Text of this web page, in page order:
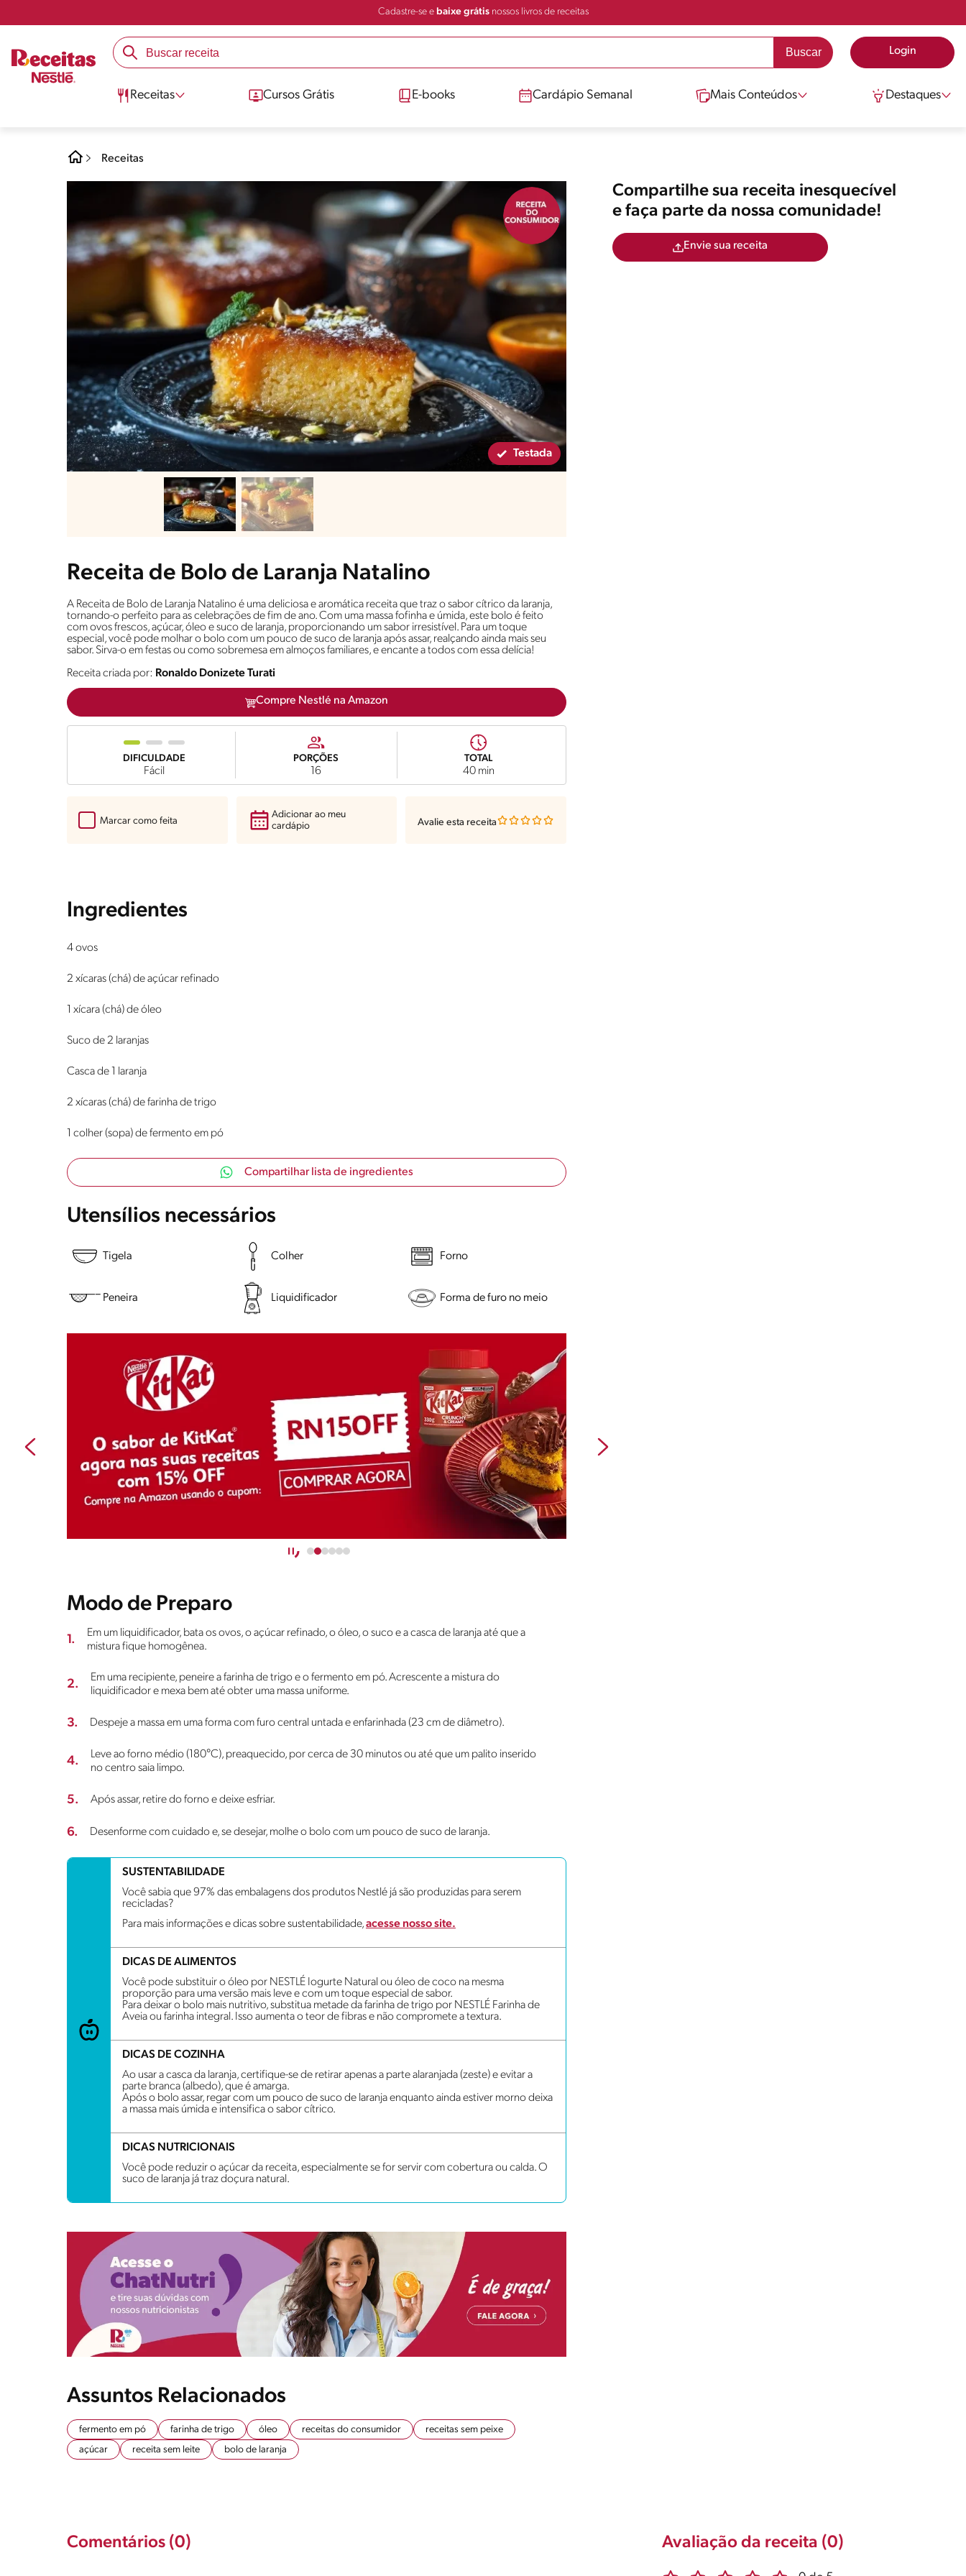
Cadastre-se e baixe grátisnossos livros de receitas
Login
Receitas Cursos Grátis E-books Cardápio Semanal Mais Conteúdos Destaques
Receitas
Testada
Receita de Bolo de Laranja Natalino
A Receita de Bolo de Laranja Natalino é uma deliciosa e aromática receita que traz o sabor cítrico da laranja,
tornando-o perfeito para as celebrações de fim de ano. Com uma massa fofinha e úmida, este bolo é feito
com ovos frescos, açúcar, óleo e suco de laranja, proporcionando um sabor irresistível. Para um toque
especial, você pode molhar o bolo com um pouco de suco de laranja após assar, realçando ainda mais seu
sabor. Sirva-o em festas ou como sobremesa em almoços familiares, e encante a todos com essa delícia!
Receita criada por: Ronaldo Donizete Turati
Compre Nestlé na Amazon
DIFICULDADE
Fácil
PORÇÕES
16
TOTAL
40 min
Marcar como feita
Adicionar ao meu
cardápio
Avalie esta receita
Ingredientes
4 ovos
2 xícaras (chá) de açúcar refinado
1 xícara (chá) de óleo
Suco de 2 laranjas
Casca de 1 laranja
2 xícaras (chá) de farinha de trigo
1 colher (sopa) de fermento em pó
Compartilhar lista de ingredientes
Utensílios necessários
Tigela Colher Forno
Peneira Liquidificador Forma de furo no meio
Modo de Preparo
1.
Em um liquidificador, bata os ovos, o açúcar refinado, o óleo, o suco e a casca de laranja até que a
mistura fique homogênea.
2.
Em uma recipiente, peneire a farinha de trigo e o fermento em pó. Acrescente a mistura do
liquidificador e mexa bem até obter uma massa uniforme.
3. Despeje a massa em uma forma com furo central untada e enfarinhada (23 cm de diâmetro).
4.
Leve ao forno médio (180°C), preaquecido, por cerca de 30 minutos ou até que um palito inserido
no centro saia limpo.
5. Após assar, retire do forno e deixe esfriar.
6. Desenforme com cuidado e, se desejar, molhe o bolo com um pouco de suco de laranja.
SUSTENTABILIDADE
Você sabia que 97% das embalagens dos produtos Nestlé já são produzidas para serem
recicladas?
Para mais informações e dicas sobre sustentabilidade,acesse nosso site.
DICAS DE ALIMENTOS
Você pode substituir o óleo por NESTLÉ Iogurte Natural ou óleo de coco na mesma
proporção para uma versão mais leve e com um toque especial de sabor.
Para deixar o bolo mais nutritivo, substitua metade da farinha de trigo por NESTLÉ Farinha de
Aveia ou farinha integral. Isso aumenta o teor de fibras e não compromete a textura.
DICAS DE COZINHA
Ao usar a casca da laranja, certifique-se de retirar apenas a parte alaranjada (zeste) e evitar a
parte branca (albedo), que é amarga.
Após o bolo assar, regar com um pouco de suco de laranja enquanto ainda estiver morno deixa
a massa mais úmida e intensifica o sabor cítrico.
DICAS NUTRICIONAIS
Você pode reduzir o açúcar da receita, especialmente se for servir com cobertura ou calda. O
suco de laranja já traz doçura natural.
Assuntos Relacionados
fermento em pó farinha de trigo óleo receitas do consumidor
receitas sem peixe
açúcar
receita sem leite bolo de laranja
Compartilhe sua receita inesquecível
e faça parte da nossa comunidade!
Envie sua receita
Avaliação da receita (0)
Comentários (0)